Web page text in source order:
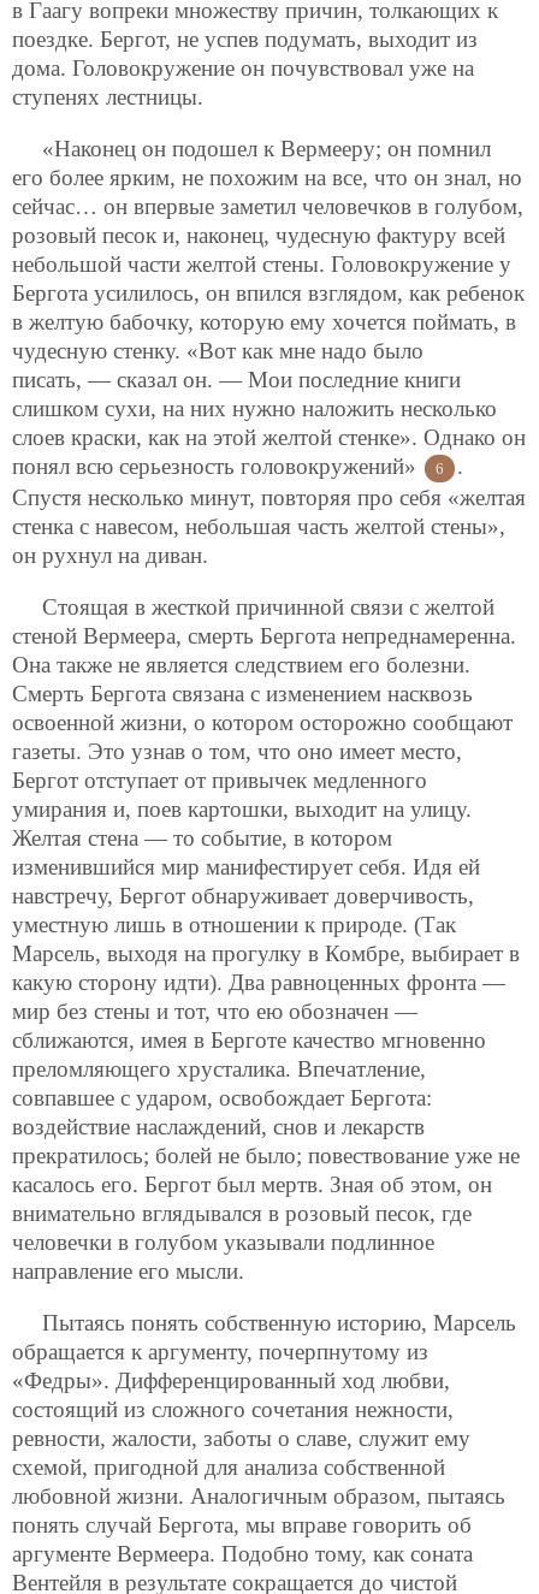
в Гаагу вопреки множеству причин, толкающих к
поездке. Бергот, не успев подумать, выходит из
дома. Головокружение он почувствовал уже на
ступенях лестницы.
«Наконец он подошел к Вермееру; он помнил
его более ярким, не похожим на все, что он знал, но
сейчас… он впервые заметил человечков в голубом,
розовый песок и, наконец, чудесную фактуру всей
небольшой части желтой стены. Головокружение у
Бергота усилилось, он впился взглядом, как ребенок
в желтую бабочку, которую ему хочется поймать, в
чудесную стенку. «Вот как мне надо было
писать, — сказал он. — Мои последние книги
слишком сухи, на них нужно наложить несколько
слоев краски, как на этой желтой стенке». Однако он
понял всю серьезность головокружений»
6
.
Спустя несколько минут, повторяя про себя «желтая
стенка с навесом, небольшая часть желтой стены»,
он рухнул на диван.
Стоящая в жесткой причинной связи с желтой
стеной Вермеера, смерть Бергота непреднамеренна.
Она также не является следствием его болезни.
Смерть Бергота связана с изменением насквозь
освоенной жизни, о котором осторожно сообщают
газеты. Это узнав о том, что оно имеет место,
Бергот отступает от привычек медленного
умирания и, поев картошки, выходит на улицу.
Желтая стена — то событие, в котором
изменившийся мир манифестирует себя. Идя ей
навстречу, Бергот обнаруживает доверчивость,
уместную лишь в отношении к природе. (Так
Марсель, выходя на прогулку в Комбре, выбирает в
какую сторону идти). Два равноценных фронта —
мир без стены и тот, что ею обозначен —
сближаются, имея в Берготе качество мгновенно
преломляющего хрусталика. Впечатление,
совпавшее с ударом, освобождает Бергота:
воздействие наслаждений, снов и лекарств
прекратилось; болей не было; повествование уже не
касалось его. Бергот был мертв. Зная об этом, он
внимательно вглядывался в розовый песок, где
человечки в голубом указывали подлинное
направление его мысли.
Пытаясь понять собственную историю, Марсель
обращается к аргументу, почерпнутому из
«Федры». Дифференцированный ход любви,
состоящий из сложного сочетания нежности,
ревности, жалости, заботы о славе, служит ему
схемой, пригодной для анализа собственной
любовной жизни. Аналогичным образом, пытаясь
понять случай Бергота, мы вправе говорить об
аргументе Вермеера. Подобно тому, как соната
Вентейля в результате сокращается до чистой